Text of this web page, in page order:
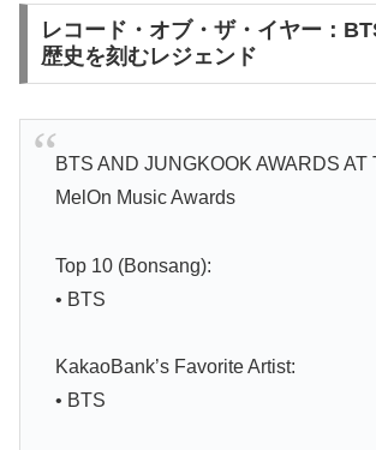
レコード・オブ・ザ・イヤー：
歴史を刻むレジェンド
BTS AND JUNGKOOK AWARDS AT
MelOn Music Awards
Top 10 (Bonsang):
• BTS
KakaoBank’s Favorite Artist:
• BTS